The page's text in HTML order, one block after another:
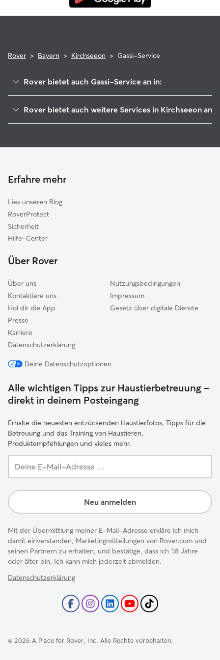
Rover > Bayern > Kirchseeon > Gassi-Service
Rover bietet auch Gassi-Service an in:
Vaterstetten
Steinhöring
Anzing
Hohenlinden
Haar
Poing
Rover bietet auch weitere Services in Kirchseeon an
Hundekindergarten in Kirchseeon
Erfahre mehr
Lies unseren Blog
RoverProtect
Sicherheit
Hilfe-Center
Über Rover
Über uns
Kontaktiere uns
Hol dir die App
Presse
Karriere
Datenschutzerklärung
Nutzungsbedingungen
Impressum
Gesetz über digitale Dienste
Deine Datenschutzoptionen
Alle wichtigen Tipps zur Haustierbetreuung –
direkt in deinem Posteingang
Erhalte die neuesten entzückenden Haustierfotos, Tipps für die
Betreuung und das Training von Haustieren,
Produktempfehlungen und vieles mehr.
E-
Adresse …
Neu anmelden
Mit der Übermittlung meiner E-Mail-Adresse erkläre ich mich
damit einverstanden, Marketingmitteilungen von Rover.com und
seinen Partnern zu erhalten, und bestätige, dass ich 18 Jahre
oder älter bin. Ich kann mich jederzeit abmelden.
Datenschutzerklärung
© 2026 A Place for Rover, Inc. Alle Rechte vorbehalten.